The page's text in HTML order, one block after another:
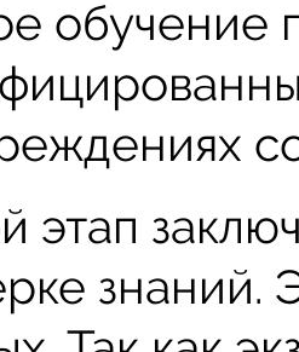
обучение
этап
знаний.